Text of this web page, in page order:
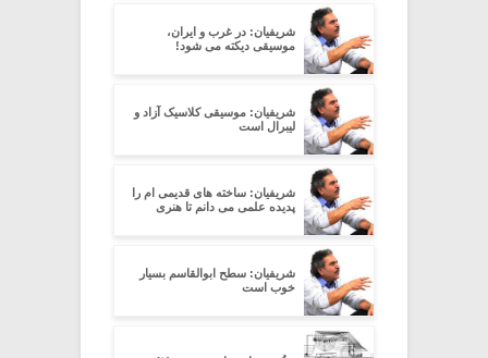
شریفیان: در غرب و ایران،
موسیقی دیکته می شود!
شریفیان: موسیقی کلاسیک آزاد و
لیبرال است
شریفیان: ساخته های قدیمی ام را
پدیده علمی می دانم تا هنری
شریفیان: سطح ابوالقاسم بسیار
خوب است